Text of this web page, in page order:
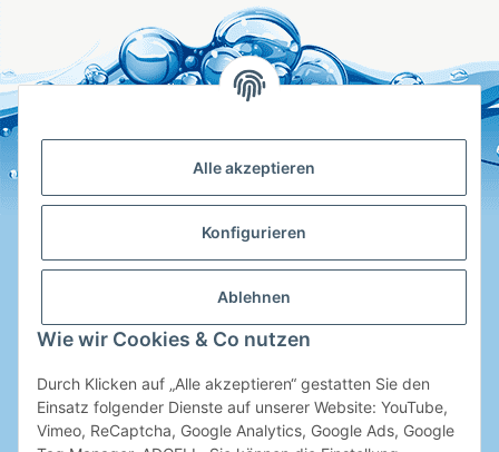
Alle akzeptieren
Konfigurieren
Ablehnen
Wie wir Cookies & Co nutzen
Durch Klicken auf „Alle akzeptieren“ gestatten Sie den
Einsatz folgender Dienste auf unserer Website: YouTube,
Vimeo, ReCaptcha, Google Analytics, Google Ads, Google
Shop Service
Informationen